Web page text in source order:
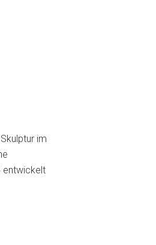
im
entwickelt